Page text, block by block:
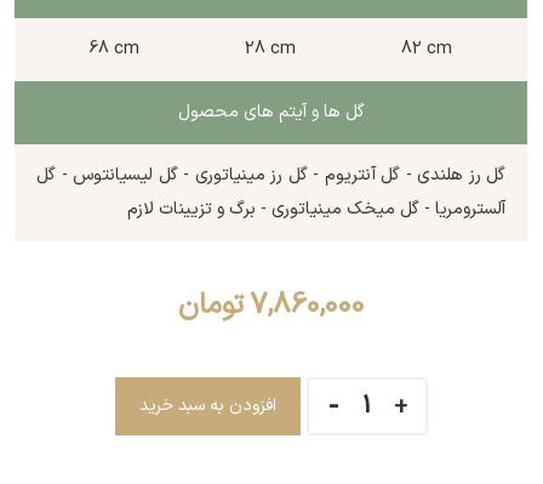
68 cm 28 cm 82 cm
گل ها و آیتم های محصول
گل رز هلندی - گل آنتریوم - گل رز مینیاتوری - گل لیسیانتوس - گل
آلسترومریا - گل میخک مینیاتوری - برگ و تزیینات لازم
7,860,000تومان
افزودن به سبد خرید